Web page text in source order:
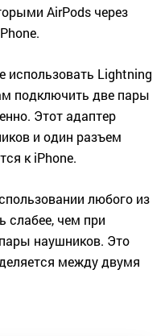
AirPods через
использовать Lightning
подключить две пары
Этот адаптер
и один разъем
к iPhone.
любого из
слабее, чем при
наушников. Это
между двумя